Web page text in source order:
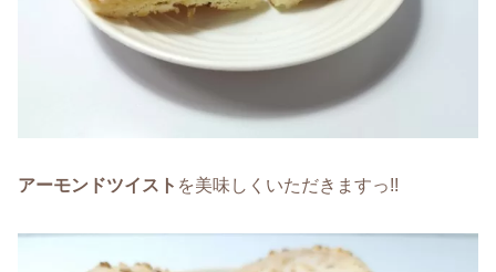
アーモンドツイスト を美味しくいただきますっ!!